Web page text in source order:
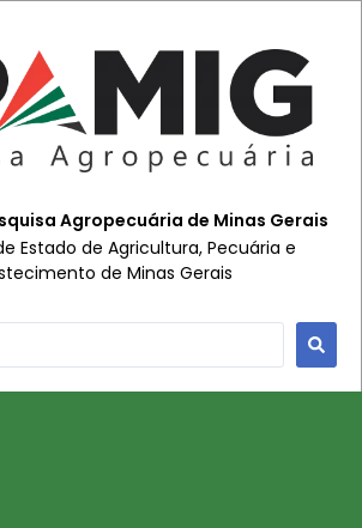
Agropecuária de Minas Gerais
Estado de Agricultura, Pecuária e
de Minas Gerais